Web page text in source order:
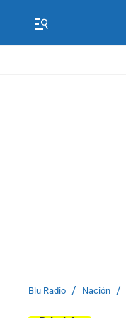
Blu Radio / Nación /